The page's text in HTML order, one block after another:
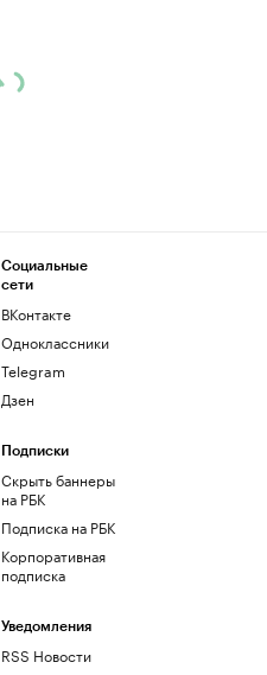
Социальные
сети
ВКонтакте
Одноклассники
Telegram
Дзен
Подписки
Скрыть баннеры
на РБК
Подписка на РБК
Корпоративная
подписка
Уведомления
RSS Новости